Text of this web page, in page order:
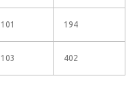
101 194
103 402